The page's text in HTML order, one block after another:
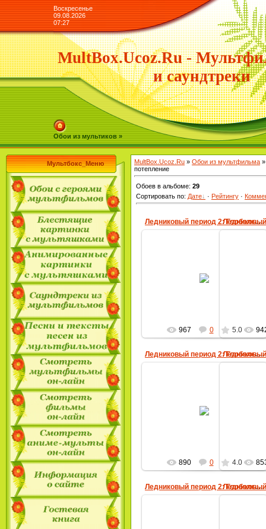
Воскресенье
09.08.2026
07:27
MultBox.Ucoz.Ru -
и саундтреки
Обои из мультиков »
Мультбокс_Меню MultBox.Ucoz.Ru » Обои из мультфильма
потепление
Обоев в альбоме: 29
Сортировать по: Дате · Рейтингу ·
Ледниковый период 2: Глобальное потепление
967 0 5.0
Ледниковый период 2: Глобальное потепление
890 0 4.0
Ледниковый период 2: Глобальное потепление